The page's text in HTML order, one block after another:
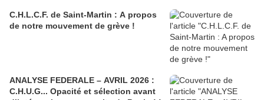
C.H.L.C.F. de Saint-Martin : A propos
de notre mouvement de grève !
ANALYSE FEDERALE – AVRIL 2026 :
C.H.U.G... Opacité et sélection avant